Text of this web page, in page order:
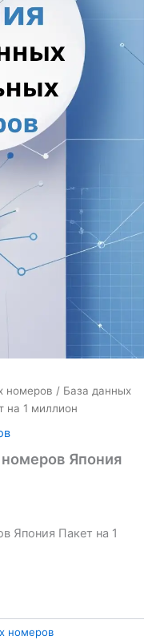
номеров / База данных
на 1 миллион
Япония
Япония Пакет на 1
номеров